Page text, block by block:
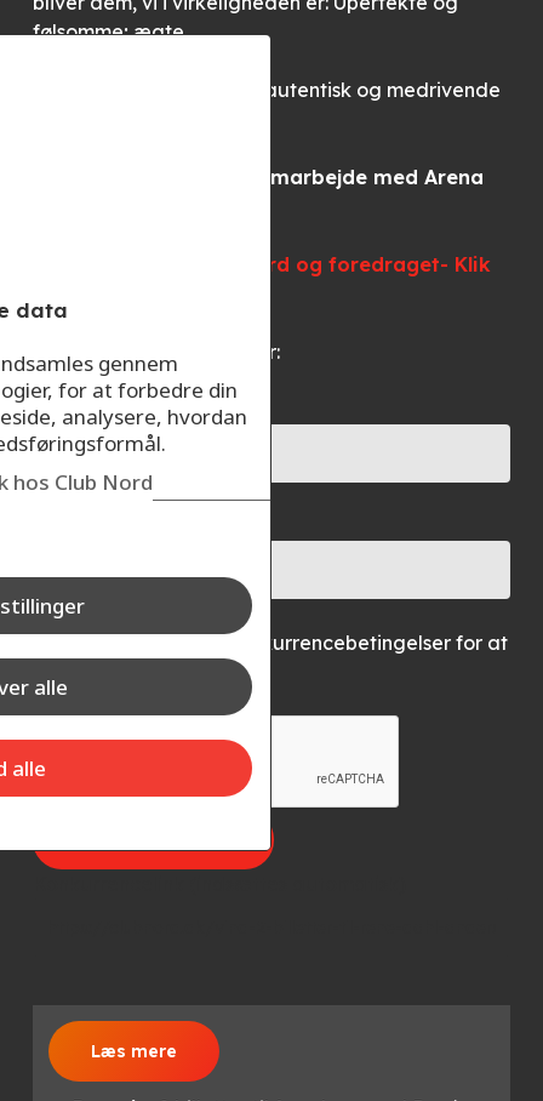
følsomme; ægte.
Gør dig klar til en aften i autentisk og medrivende
Konkurrencen laves i samarbejde med Arena
Læs mere om Arena Nord og foredraget- Klik
Deltag i konkurrencen her:
Dit navn*
Accepter vores konkurrencebetingelser for at
Læs mere
data
gennem
for at forbedre din
analysere, hvordan
hos Club Nord
alle
alle